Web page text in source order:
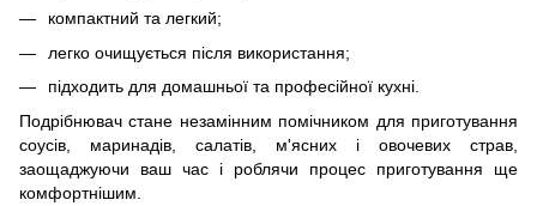
компактний та легкий;
легко очищується після використання;
підходить для домашньої та професійної кухні.
Подрібнювач стане незамінним помічником для приготування
соусів, маринадів, салатів, м'ясних і овочевих страв,
заощаджуючи ваш час і роблячи процес приготування ще
комфортнішим.